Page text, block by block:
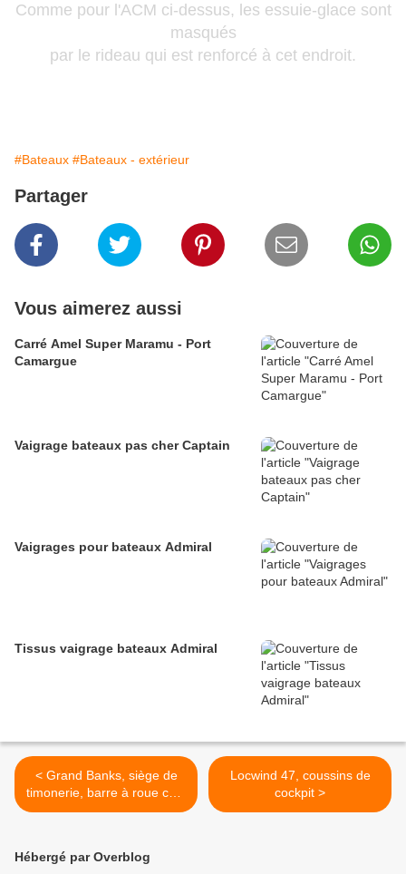
Comme pour l'ACM ci-dessus, les essuie-glace sont
masqués
par le rideau qui est renforcé à cet endroit.
#Bateaux #Bateaux - extérieur
Partager
Vous aimerez aussi
Carré Amel Super Maramu - Port
Camargue
Vaigrage bateaux pas cher Captain
Vaigrages pour bateaux Admiral
Tissus vaigrage bateaux Admiral
< Grand Banks, siège de
timonerie, barre à roue cuir,
coussins de cockpit & bains
Locwind 47, coussins de
cockpit >
Hébergé par Overblog